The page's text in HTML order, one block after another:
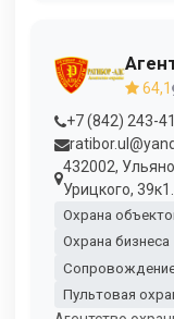
64,1
+7 (842) 243-
432002,
Урицкого, 39к1.
Охрана
Охрана бизнеса
Сопровождение
Пультовая